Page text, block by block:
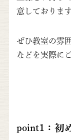
意しております
ぜひ教室の雰
などを実際に
point1：初